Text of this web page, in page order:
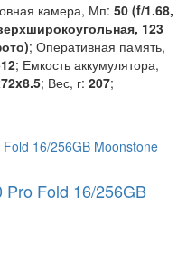
камера, Мп: 50 (f/1.68,
123
; Оперативная память,
; Емкость аккумулятора,
; Вес, г: 207;
Fold 16/256GB